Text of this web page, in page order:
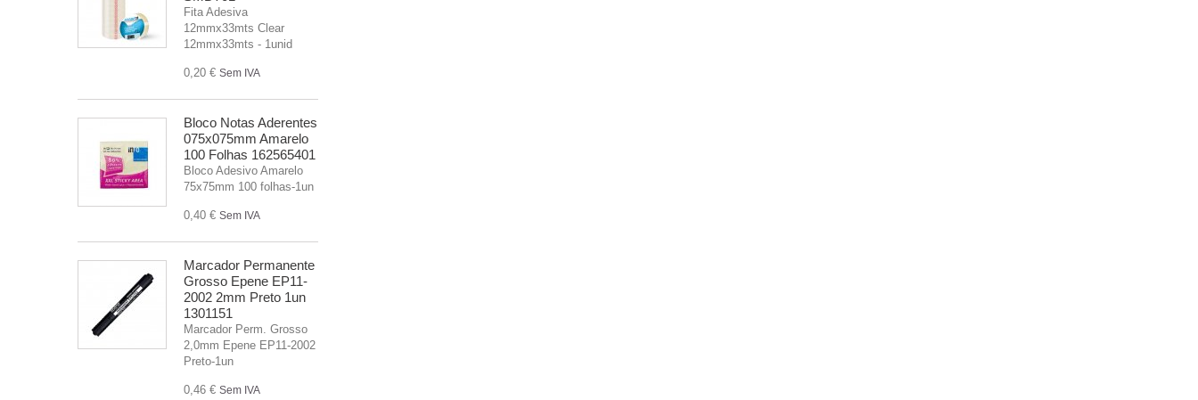
Fita Adesiva
12mmx33mts Clear
12mmx33mts - 1unid
0,20 € Sem IVA
Bloco Notas Aderentes
075x075mm Amarelo
100 Folhas 162565401
Bloco Adesivo Amarelo
75x75mm 100 folhas-1un
0,40 € Sem IVA
Marcador Permanente
Grosso Epene EP11-
2002 2mm Preto 1un
1301151
Marcador Perm. Grosso
2,0mm Epene EP11-2002
Preto-1un
0,46 € Sem IVA